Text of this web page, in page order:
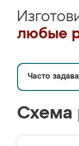
любые
Часто
Схема